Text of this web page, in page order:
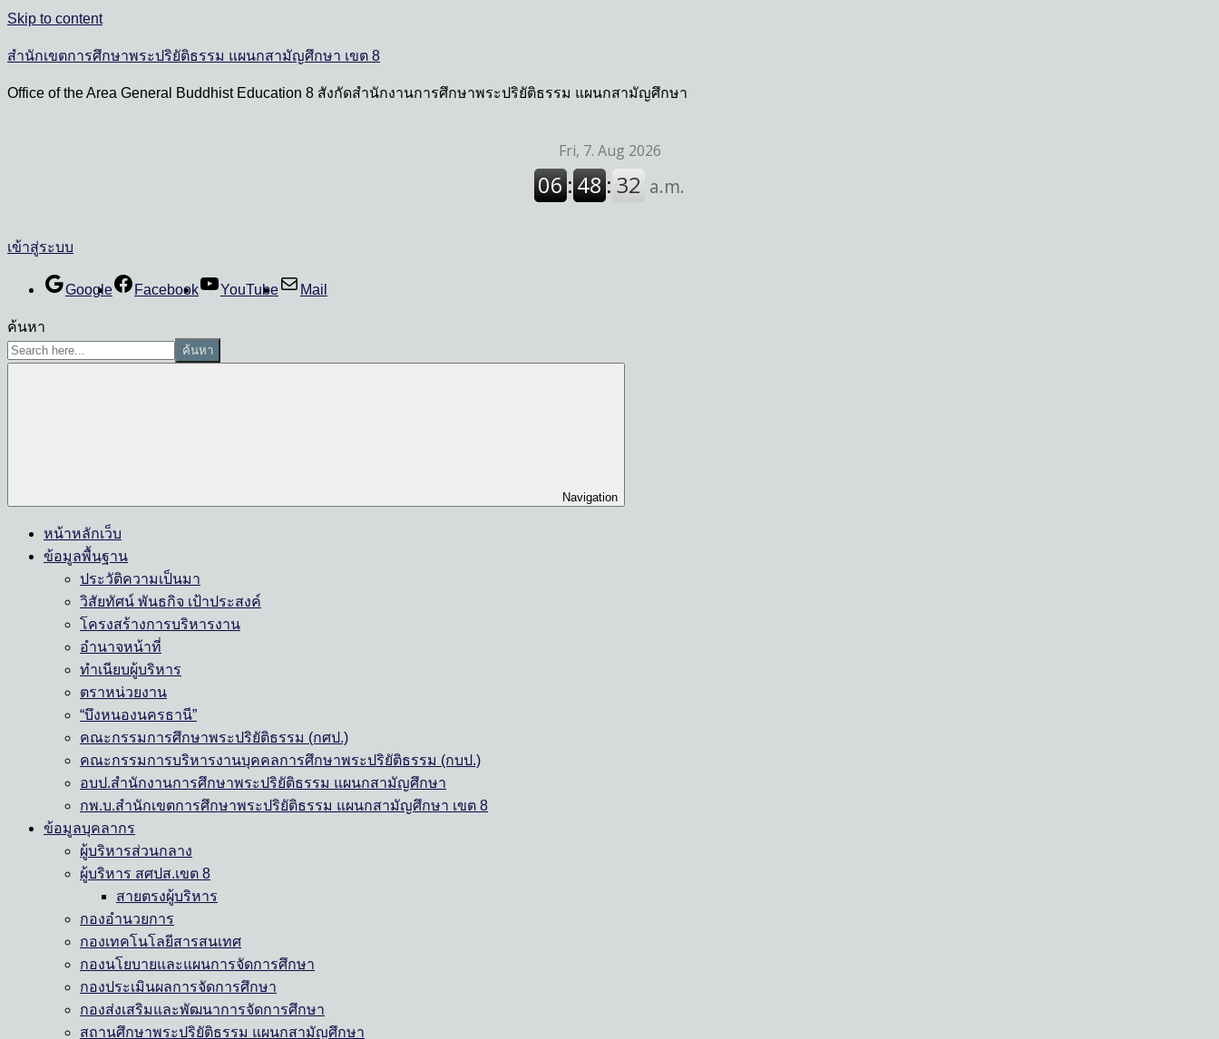
Skip to content
สำนักเขตการศึกษาพระปริยัติธรรม แผนกสามัญศึกษา เขต 8
Office of the Area General Buddhist Education 8 สังกัดสำนักงานการศึกษาพระปริยัติธรรม แผนกสามัญศึกษา
เข้าสู่ระบบ
Google Facebook YouTube Mail
ค้นหา
ค้นหา
Navigation
หน้าหลักเว็บ
ข้อมูลพื้นฐาน
ประวัติความเป็นมา
วิสัยทัศน์ พันธกิจ เป้าประสงค์
โครงสร้างการบริหารงาน
อำนาจหน้าที่
ทำเนียบผู้บริหาร
ตราหน่วยงาน
“บึงหนองนครธานี”
คณะกรรมการศึกษาพระปริยัติธรรม (กศป.)
คณะกรรมการบริหารงานบุคคลการศึกษาพระปริยัติธรรม (กบป.)
อบป.สำนักงานการศึกษาพระปริยัติธรรม แผนกสามัญศึกษา
กพ.บ.สำนักเขตการศึกษาพระปริยัติธรรม แผนกสามัญศึกษา เขต 8
ข้อมูลบุคลากร
ผู้บริหารส่วนกลาง
ผู้บริหาร สศปส.เขต 8
สายตรงผู้บริหาร
กองอำนวยการ
กองเทคโนโลยีสารสนเทศ
กองนโยบายและแผนการจัดการศึกษา
กองประเมินผลการจัดการศึกษา
กองส่งเสริมและพัฒนาการจัดการศึกษา
สถานศึกษาพระปริยัติธรรม แผนกสามัญศึกษา